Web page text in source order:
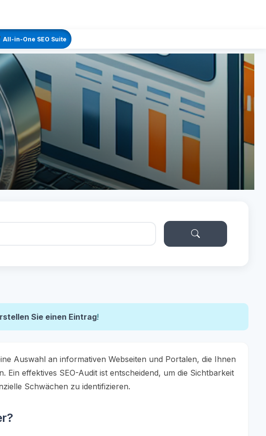
All-in-One SEO Suite
Sie einen Eintrag!
Auswahl an informativen Webseiten und Portalen, die Ihnen
effektives SEO-Audit ist entscheidend, um die Sichtbarkeit
Schwächen zu identifizieren.